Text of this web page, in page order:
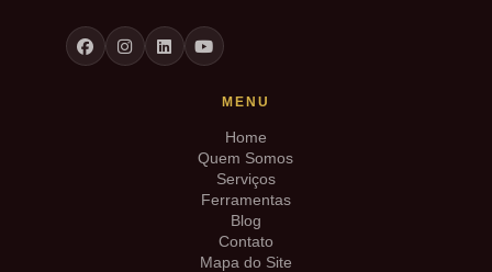
MENU
Home
Quem Somos
Serviços
Ferramentas
Blog
Contato
Mapa do Site